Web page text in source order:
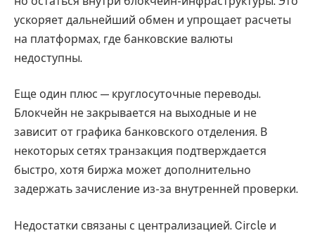
ускоряет дальнейший обмен и упрощает расчеты
на платформах, где банковские валюты
недоступны.
Еще один плюс — круглосуточные переводы.
Блокчейн не закрывается на выходные и не
зависит от графика банковского отделения. В
некоторых сетях транзакция подтверждается
быстро, хотя биржа может дополнительно
задержать зачисление из-за внутренней проверки.
Недостатки связаны с централизацией. Circle и